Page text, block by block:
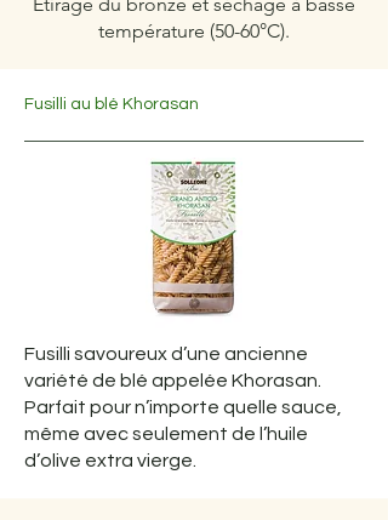
température (50-60°C).
Fusilli au blé Khorasan
Fusilli savoureux d’une ancienne
variété de blé appelée Khorasan.
Parfait pour n’importe quelle sauce,
même avec seulement de l’huile
d’olive extra vierge.